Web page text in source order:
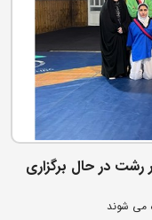
رشت در حال برگزاری
می شوند